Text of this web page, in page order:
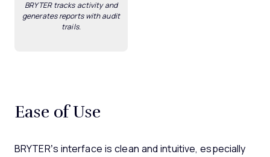
BRYTER tracks activity and
generates reports with audit
trails.
Ease of Use
BRYTER’s interface is clean and intuitive, especially